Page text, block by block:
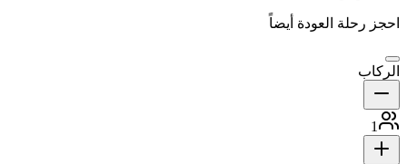
احجز رحلة العودة أيضاً
الركاب
1